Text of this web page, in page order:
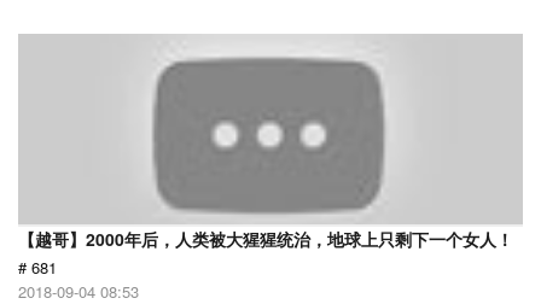
【越哥】2000年后，人类被大猩猩统治，地球上只剩下一个女人！
# 681
2018-09-04 08:53